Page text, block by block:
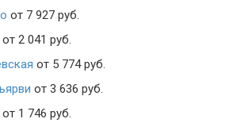
от 7 927 руб.
от 2 041 руб.
от 5 774 руб.
от 3 636 руб.
от 1 746 руб.